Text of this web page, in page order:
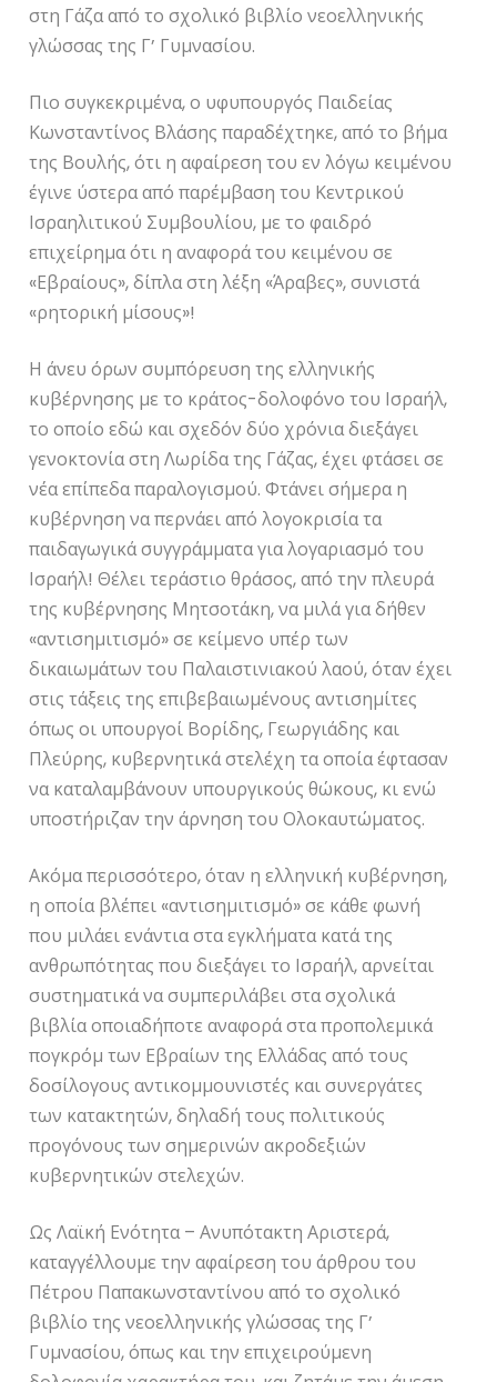
στη Γάζα από το σχολικό βιβλίο νεοελληνικής
γλώσσας της Γ’ Γυμνασίου.
Πιο συγκεκριμένα, ο υφυπουργός Παιδείας
Κωνσταντίνος Βλάσης παραδέχτηκε, από το βήμα
της Βουλής, ότι η αφαίρεση του εν λόγω κειμένου
έγινε ύστερα από παρέμβαση του Κεντρικού
Ισραηλιτικού Συμβουλίου, με το φαιδρό
επιχείρημα ότι η αναφορά του κειμένου σε
«Εβραίους», δίπλα στη λέξη «Άραβες», συνιστά
«ρητορική μίσους»!
Η άνευ όρων συμπόρευση της ελληνικής
κυβέρνησης με το κράτος-δολοφόνο του Ισραήλ,
το οποίο εδώ και σχεδόν δύο χρόνια διεξάγει
γενοκτονία στη Λωρίδα της Γάζας, έχει φτάσει σε
νέα επίπεδα παραλογισμού. Φτάνει σήμερα η
κυβέρνηση να περνάει από λογοκρισία τα
παιδαγωγικά συγγράμματα για λογαριασμό του
Ισραήλ! Θέλει τεράστιο θράσος, από την πλευρά
της κυβέρνησης Μητσοτάκη, να μιλά για δήθεν
«αντισημιτισμό» σε κείμενο υπέρ των
δικαιωμάτων του Παλαιστινιακού λαού, όταν έχει
στις τάξεις της επιβεβαιωμένους αντισημίτες
όπως οι υπουργοί Βορίδης, Γεωργιάδης και
Πλεύρης, κυβερνητικά στελέχη τα οποία έφτασαν
να καταλαμβάνουν υπουργικούς θώκους, κι ενώ
υποστήριζαν την άρνηση του Ολοκαυτώματος.
Ακόμα περισσότερο, όταν η ελληνική κυβέρνηση,
η οποία βλέπει «αντισημιτισμό» σε κάθε φωνή
που μιλάει ενάντια στα εγκλήματα κατά της
ανθρωπότητας που διεξάγει το Ισραήλ, αρνείται
συστηματικά να συμπεριλάβει στα σχολικά
βιβλία οποιαδήποτε αναφορά στα προπολεμικά
πογκρόμ των Εβραίων της Ελλάδας από τους
δοσίλογους αντικομμουνιστές και συνεργάτες
των κατακτητών, δηλαδή τους πολιτικούς
προγόνους των σημερινών ακροδεξιών
κυβερνητικών στελεχών.
Ως Λαϊκή Ενότητα – Ανυπότακτη Αριστερά,
καταγγέλλουμε την αφαίρεση του άρθρου του
Πέτρου Παπακωνσταντίνου από το σχολικό
βιβλίο της νεοελληνικής γλώσσας της Γ’
Γυμνασίου, όπως και την επιχειρούμενη